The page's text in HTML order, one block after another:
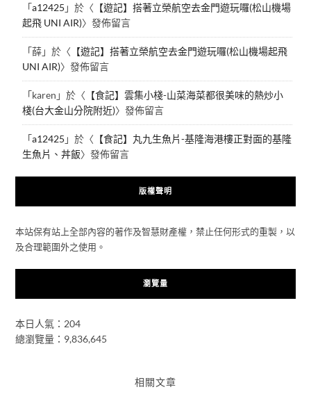
「a12425 」於〈 【遊記】搭著立榮航空去金門遊玩囉(松山機場
起飛 UNI AIR)〉發佈留言
「薛」於〈 【遊記】搭著立榮航空去金門遊玩囉(松山機場起飛
UNI AIR)〉發佈留言
「karen 」於〈 【食記】雲集小棧-山菜海菜都很美味的熱炒小
棧(台大金山分院附近)〉發佈留言
「a12425 」於〈 【食記】丸九生魚片-基隆海港樓正對面的基隆
生魚片、丼飯〉發佈留言
版權聲明
本站保有站上全部內容的著作及智慧財產權，禁止任何形式的重製，以
及合理範圍外之使用。
瀏覽量
本日人氣：204
總瀏覽量：9,836,645
相關文章